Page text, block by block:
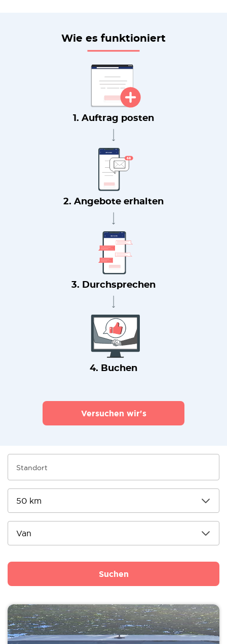
Wie es funktioniert
1. Auftrag posten
2. Angebote erhalten
3. Durchsprechen
4. Buchen
Versuchen wir's
Suchen